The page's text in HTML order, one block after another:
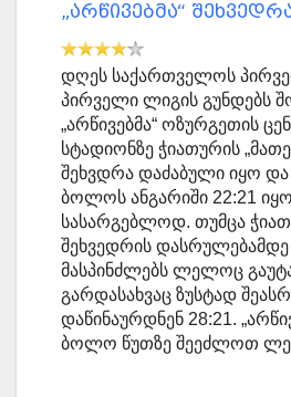
„არწივებმა“
დღეს საქართველოს
პირველი ლიგის გუნდებს
„არწივებმა“ ოზურგეთის
სტადიონზე ჭიათურის
შეხვდრა დაძაბული იყო და
ბოლოს ანგარიში 22:21 იყო
სასარგებლოდ. თუმცა
შეხვედრის
მასპინძლებს ლელოც
გარდასახვაც ზუსტად
დაწინაურდნენ 28:21.
ბოლო წუთზე შეეძლოთ